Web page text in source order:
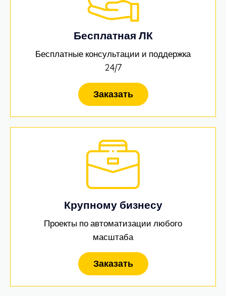
Бесплатная ЛК
Бесплатные консультации и поддержка
24/7
Заказать
Крупному бизнесу
Проекты по автоматизации любого
масштаба
Заказать